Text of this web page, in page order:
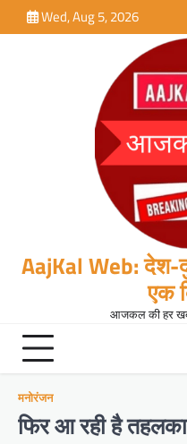
to
Wed, Aug 5, 2026
AajKal Web: देश-
एक
आजकल की हर
मनोरंजन
फिर आ रही है